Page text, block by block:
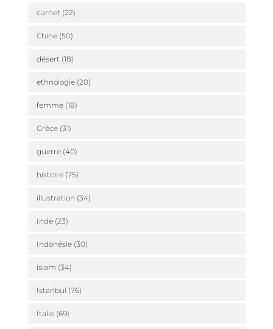
carnet(22)
Chine(50)
désert(18)
ethnologie(20)
femme(18)
Grèce(31)
guerre(40)
histoire(75)
illustration (34)
Inde(23)
Indonésie(30)
islam (34)
Istanbul (76)
Italie(69)